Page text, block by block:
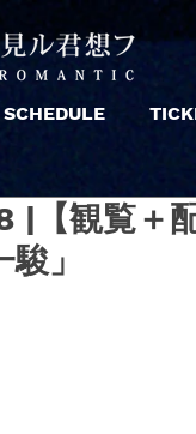
SCHEDULE
|【観覧＋
」